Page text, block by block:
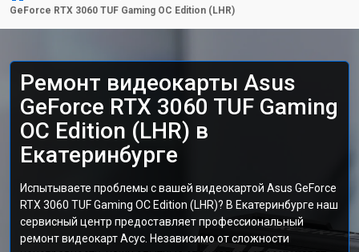
GeForce RTX 3060 TUF Gaming OC Edition (LHR)
Ремонт видеокарты Asus
GeForce RTX 3060 TUF Gaming
OC Edition (LHR) в
Екатеринбурге
Испытываете проблемы с вашей видеокартой Asus GeForce
RTX 3060 TUF Gaming OC Edition (LHR)? В Екатеринбурге наш
сервисный центр предоставляет профессиональный
ремонт видеокарт Асус. Независимо от сложности